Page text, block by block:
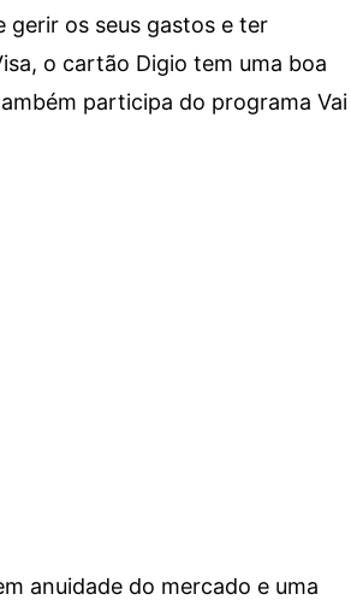
gerir os seus gastos e ter
o cartão Digio tem uma boa
participa do programa Vai
anuidade do mercado e uma